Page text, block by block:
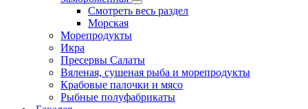
Смотреть весь раздел
Морская
Морепродукты
Икра
Пресервы Салаты
Вяленая, сушеная рыба и морепродукты
Крабовые палочки и мясо
Рыбные полуфабрикаты